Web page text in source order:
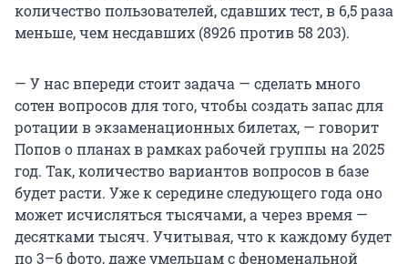
количество пользователей, сдавших тест, в 6,5 раза
меньше, чем несдавших (8926 против 58 203).
— У нас впереди стоит задача — сделать много
сотен вопросов для того, чтобы создать запас для
ротации в экзаменационных билетах, — говорит
Попов о планах в рамках рабочей группы на 2025
год. Так, количество вариантов вопросов в базе
будет расти. Уже к середине следующего года оно
может исчисляться тысячами, а через время —
десятками тысяч. Учитывая, что к каждому будет
по 3–6 фото, даже умельцам с феноменальной